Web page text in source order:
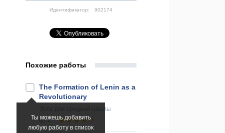
Идентификатор: 902174
Похожие работы
Ты можешь добавить
любую работу в список
The Formation of Lenin as a
Revolutionary
для средней школы
2